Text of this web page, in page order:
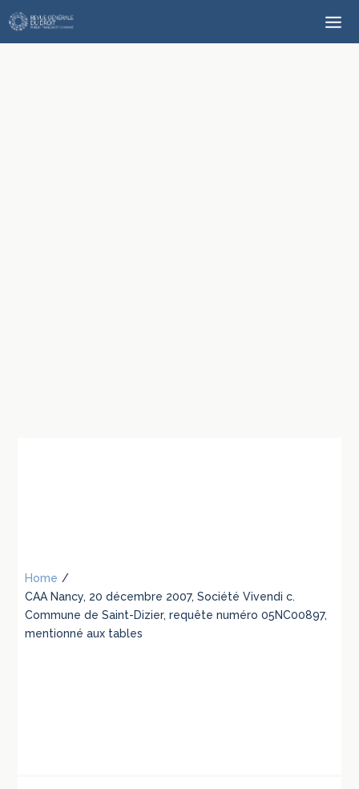
Home /
CAA Nancy, 20 décembre 2007, Société Vivendi c.
Commune de Saint-Dizier, requête numéro 05NC00897,
mentionné aux tables